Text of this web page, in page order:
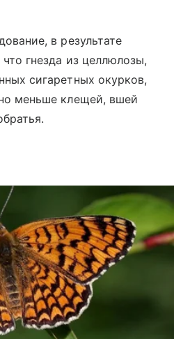
в результате
гнезда из целлюлозы,
сигаретных окурков,
меньше клещей, вшей